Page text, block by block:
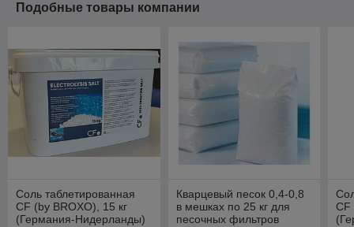
Подобные товары компании
Соль таблетированная
CF (by BROXO), 15 кг
(Германия-Нидерланды)
Кварцевый песок 0,4-0,8
в мешках по 25 кг для
песочных фильтров
CF